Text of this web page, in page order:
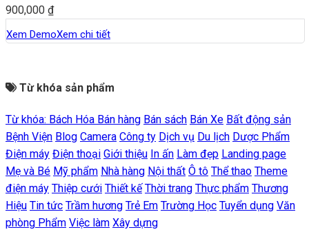
900,000 ₫
Xem DemoXem chi tiết
Từ khóa sản phẩm
Từ khóa: Bách Hóa Bán hàng Bán sách Bán Xe Bất động sản
Bệnh Viện Blog Camera Công ty Dịch vụ Du lịch Dược Phẩm
Điện máy Điện thoại Giới thiệu In ấn Làm đẹp Landing page
Mẹ và Bé Mỹ phẩm Nhà hàng Nội thất Ô tô Thể thao Theme
điện máy Thiệp cưới Thiết kế Thời trang Thực phẩm Thương
Hiệu Tin tức Trầm hương Trẻ Em Trường Học Tuyển dụng Văn
phòng Phẩm Việc làm Xây dựng